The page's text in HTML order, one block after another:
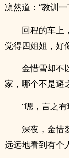
凛然道：“教训
回程的车上
觉得四姐姐，好
金惜雪却不
家，哪个不是避
“嗯，言之有
深夜，金惜
远远地看到有个